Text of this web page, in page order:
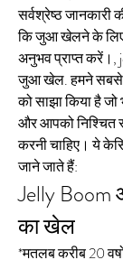
सर्वश्रेष्ठ
कि जुआ खेलने के
अनुभव प्राप्त
जुआ खेल. हमने सबसे
को साझा किया है जो
और आपको निश्चित
करनी चाहिए। ये
जाने जाते हैं:
Jelly Boom
का खेल
*मतलब करीब 20